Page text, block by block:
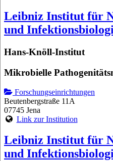
Leibniz Institut für
und
Hans-Knöll-Institut
Mikrobielle
Forschungseinrichtungen
Beutenbergstraße 11A
07745 Jena
Link zur Institution
Leibniz Institut für
und